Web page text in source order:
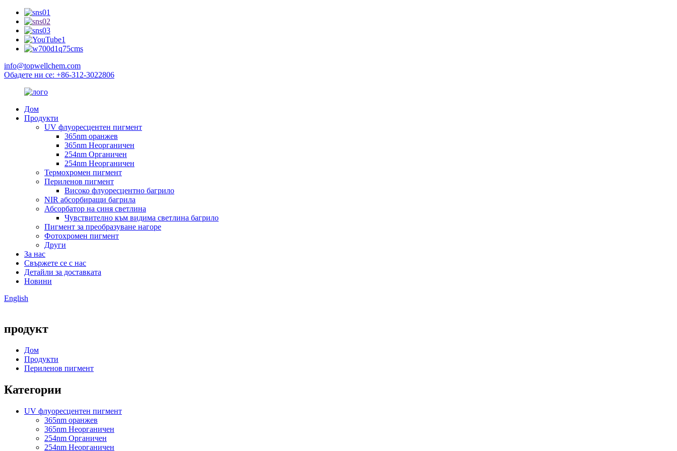
info@topwellchem.com
Обадете ни се: +86-312-3022806
Дом
Продукти
UV флуоресцентен пигмент
365nm оранжев
365nm Неорганичен
254nm Органичен
254nm Неорганичен
Термохромен пигмент
Периленов пигмент
Високо флуоресцентно багрило
NIR абсорбиращи багрила
Абсорбатор на синя светлина
Чувствително към видима светлина багрило
Пигмент за преобразуване нагоре
Фотохромен пигмент
Други
За нас
Свържете се с нас
Детайли за доставката
Новини
English
продукт
Дом
Продукти
Периленов пигмент
Категории
UV флуоресцентен пигмент
365nm оранжев
365nm Неорганичен
254nm Органичен
254nm Неорганичен